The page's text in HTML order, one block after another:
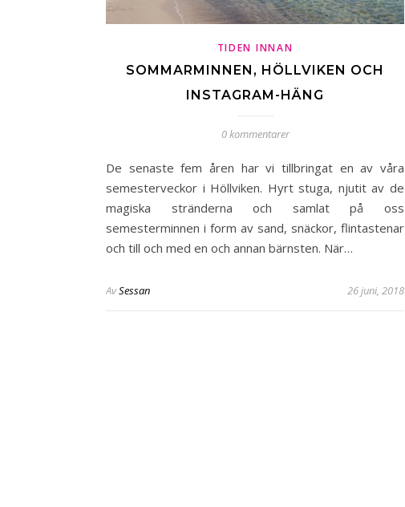
TIDEN INNAN
SOMMARMINNEN, HÖLLVIKEN OCH
INSTAGRAM-HÄNG
0 kommentarer
De senaste fem åren har vi tillbringat en av våra
semesterveckor i Höllviken. Hyrt stuga, njutit av de
magiska stränderna och samlat på oss
semesterminnen i form av sand, snäckor, flintastenar
och till och med en och annan bärnsten. När…
AvSessan 26 juni, 2018